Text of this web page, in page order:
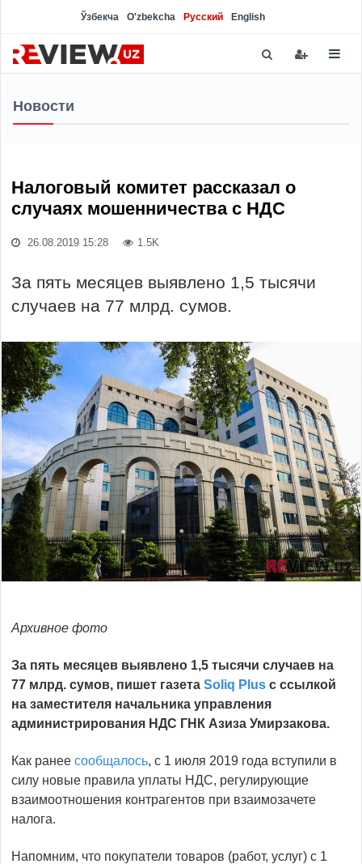
Ўзбекча O'zbekcha Русский English
Новости
Налоговый комитет рассказал о
случаях мошенничества с НДС
26.08.2019 15:28 1.5K
За пять месяцев выявлено 1,5 тысячи
случаев на 77 млрд. сумов.
Архивное фото
За пять месяцев выявлено 1,5 тысячи случаев на
77 млрд. сумов, пишет газета Soliq Plus с ссылкой
на заместителя начальника управления
администрирования НДС ГНК Азиза Умирзакова.
Как ранее сообщалось, с 1 июля 2019 года вступили в
силу новые правила уплаты НДС, регулирующие
взаимоотношения контрагентов при взаимозачете
налога.
Напомним, что покупатели товаров (работ, услуг) с 1